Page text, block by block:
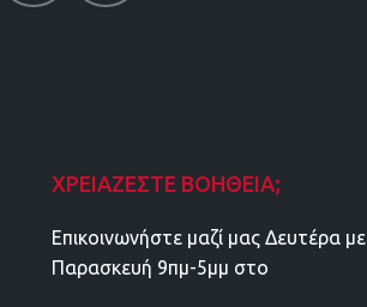
ΧΡΕΙΆΖΕΣΤΕ ΒΟΉΘΕΙΑ;
Επικοινωνήστε μαζί μας Δευτέρα με
Παρασκευή 9πμ-5μμ στο